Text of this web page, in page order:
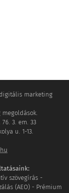
marketing
3. em. 33
u. 1-13.
szövegírás -
(AEO) - Prémium